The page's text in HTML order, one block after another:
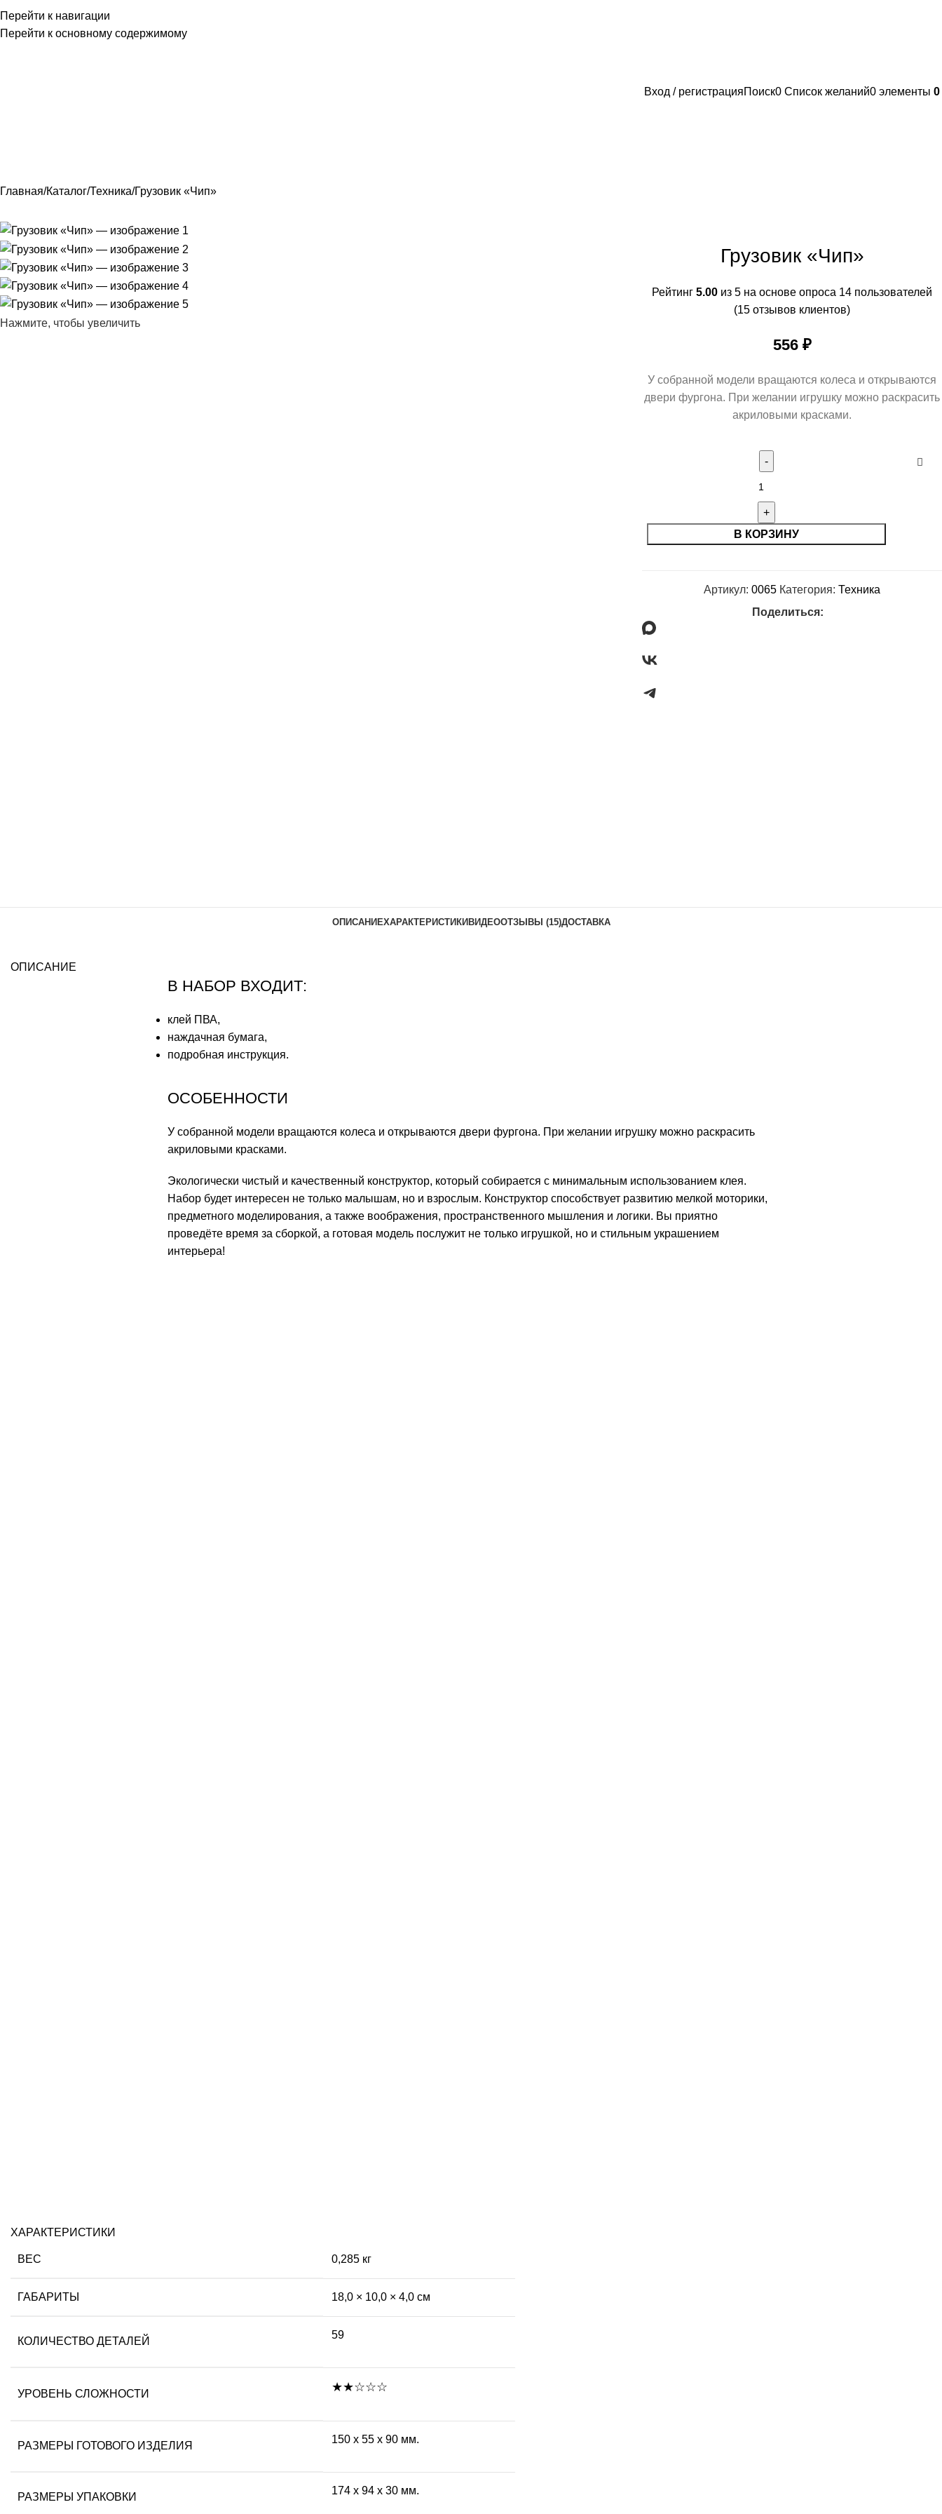
Перейти к навигации
Перейти к основному содержимому
Вход / регистрацияПоиск0 Список желаний0 элементы 0
Главная Каталог Техника Грузовик «Чип»
Нажмите, чтобы увеличить
Грузовик «Чип»
Рейтинг 5.00 из 5 на основе опроса 14 пользователей
(15 отзывов клиентов)
556 ₽
У собранной модели вращаются колеса и открываются
двери фургона. При желании игрушку можно раскрасить
акриловыми красками.
В КОРЗИНУ
Артикул: 0065 Категория: Техника
Поделиться:
ОПИСАНИЕХАРАКТЕРИСТИКИ ВИДЕООТЗЫВЫ (15)ДОСТАВКА
ОПИСАНИЕ
В НАБОР ВХОДИТ:
клей ПВА,
наждачная бумага,
подробная инструкция.
ОСОБЕННОСТИ
У собранной модели вращаются колеса и открываются двери фургона. При желании игрушку можно раскрасить
акриловыми красками.
Экологически чистый и качественный конструктор, который собирается с минимальным использованием клея.
Набор будет интересен не только малышам, но и взрослым. Конструктор способствует развитию мелкой моторики,
предметного моделирования, а также воображения, пространственного мышления и логики. Вы приятно
проведёте время за сборкой, а готовая модель послужит не только игрушкой, но и стильным украшением
интерьера!
ХАРАКТЕРИСТИКИ
ВЕС 0,285 кг
ГАБАРИТЫ 18,0 × 10,0 × 4,0 см
КОЛИЧЕСТВО ДЕТАЛЕЙ
59
УРОВЕНЬ СЛОЖНОСТИ ★★☆☆☆
РАЗМЕРЫ ГОТОВОГО ИЗДЕЛИЯ
150 х 55 х 90 мм.
РАЗМЕРЫ УПАКОВКИ
174 х 94 х 30 мм.